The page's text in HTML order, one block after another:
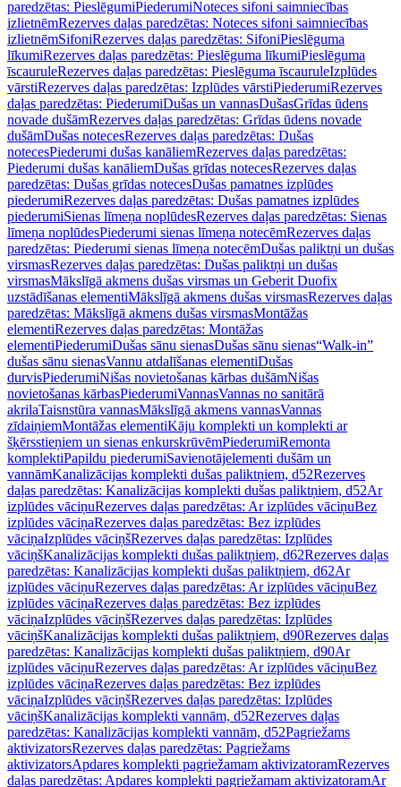
paredzētas: PieslēgumiPiederumiNoteces sifoni saimniecības
izlietnēmRezerves daļas paredzētas: Noteces sifoni saimniecības
izlietnēmSifoniRezerves daļas paredzētas: SifoniPieslēguma
līkumiRezerves daļas paredzētas: Pieslēguma līkumiPieslēguma
īscauruleRezerves daļas paredzētas: Pieslēguma īscauruleIzplūdes
vārstiRezerves daļas paredzētas: Izplūdes vārstiPiederumiRezerves
daļas paredzētas: PiederumiDušas un vannasDušasGrīdas ūdens
novade dušāmRezerves daļas paredzētas: Grīdas ūdens novade
dušāmDušas notecesRezerves daļas paredzētas: Dušas
notecesPiederumi dušas kanāliemRezerves daļas paredzētas:
Piederumi dušas kanāliemDušas grīdas notecesRezerves daļas
paredzētas: Dušas grīdas notecesDušas pamatnes izplūdes
piederumiRezerves daļas paredzētas: Dušas pamatnes izplūdes
piederumiSienas līmeņa noplūdesRezerves daļas paredzētas: Sienas
līmeņa noplūdesPiederumi sienas līmeņa notecēmRezerves daļas
paredzētas: Piederumi sienas līmeņa notecēmDušas paliktņi un dušas
virsmasRezerves daļas paredzētas: Dušas paliktņi un dušas
virsmasMākslīgā akmens dušas virsmas un Geberit Duofix
uzstādīšanas elementiMākslīgā akmens dušas virsmasRezerves daļas
paredzētas: Mākslīgā akmens dušas virsmasMontāžas
elementiRezerves daļas paredzētas: Montāžas
elementiPiederumiDušas sānu sienasDušas sānu sienas“Walk-in”
dušas sānu sienasVannu atdalīšanas elementiDušas
durvisPiederumiNišas novietošanas kārbas dušāmNišas
novietošanas kārbasPiederumiVannasVannas no sanitārā
akrilaTaisnstūra vannasMākslīgā akmens vannasVannas
zīdaiņiemMontāžas elementiKāju komplekti un komplekti ar
šķērsstieņiem un sienas enkurskrūvēmPiederumiRemonta
komplektiPapildu piederumiSavienotājelementi dušām un
vannāmKanalizācijas komplekti dušas paliktņiem, d52Rezerves
daļas paredzētas: Kanalizācijas komplekti dušas paliktņiem, d52Ar
izplūdes vāciņuRezerves daļas paredzētas: Ar izplūdes vāciņuBez
izplūdes vāciņaRezerves daļas paredzētas: Bez izplūdes
vāciņaIzplūdes vāciņšRezerves daļas paredzētas: Izplūdes
vāciņšKanalizācijas komplekti dušas paliktņiem, d62Rezerves daļas
paredzētas: Kanalizācijas komplekti dušas paliktņiem, d62Ar
izplūdes vāciņuRezerves daļas paredzētas: Ar izplūdes vāciņuBez
izplūdes vāciņaRezerves daļas paredzētas: Bez izplūdes
vāciņaIzplūdes vāciņšRezerves daļas paredzētas: Izplūdes
vāciņšKanalizācijas komplekti dušas paliktņiem, d90Rezerves daļas
paredzētas: Kanalizācijas komplekti dušas paliktņiem, d90Ar
izplūdes vāciņuRezerves daļas paredzētas: Ar izplūdes vāciņuBez
izplūdes vāciņaRezerves daļas paredzētas: Bez izplūdes
vāciņaIzplūdes vāciņšRezerves daļas paredzētas: Izplūdes
vāciņšKanalizācijas komplekti vannām, d52Rezerves daļas
paredzētas: Kanalizācijas komplekti vannām, d52Pagriežams
aktivizatorsRezerves daļas paredzētas: Pagriežams
aktivizatorsApdares komplekti pagriežamam aktivizatoramRezerves
daļas paredzētas: Apdares komplekti pagriežamam aktivizatoramAr